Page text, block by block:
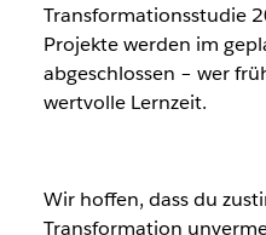
Transformationsstudie
Projekte werden im
abgeschlossen – wer
wertvolle Lernzeit.
Wir hoffen, dass du
Transformation